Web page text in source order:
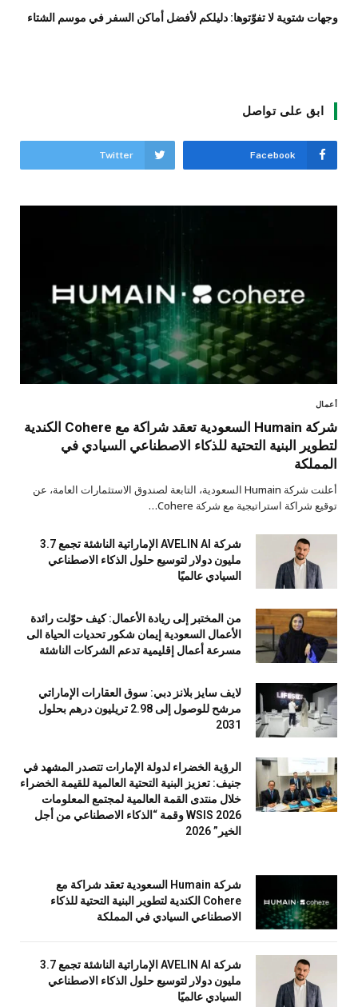
وجهات شتوية لا تفوّتوها: دليلكم لأفضل أماكن السفر في موسم الشتاء
ابق على تواصل
Facebook
Twitter
أعمال
شركة Humain السعودية تعقد شراكة مع Cohere الكندية
لتطوير البنية التحتية للذكاء الاصطناعي السيادي في
المملكة
أعلنت شركة Humain السعودية، التابعة لصندوق الاستثمارات العامة، عن
توقيع شراكة استراتيجية مع شركة Cohere…
شركة AVELIN AI الإماراتية الناشئة تجمع 3.7
مليون دولار لتوسيع حلول الذكاء الاصطناعي
السيادي عالميًا
من المختبر إلى ريادة الأعمال: كيف حوّلت رائدة
الأعمال السعودية إيمان شكور تحديات الحياة الى
مسرعة أعمال إقليمية تدعم الشركات الناشئة
لايف سايز بلانز دبي: سوق العقارات الإماراتي
مرشح للوصول إلى 2.98 تريليون درهم بحلول
2031
الرؤية الخضراء لدولة الإمارات تتصدر المشهد في
جنيف: تعزيز البنية التحتية العالمية للقيمة الخضراء
خلال منتدى القمة العالمية لمجتمع المعلومات
WSIS 2026 وقمة “الذكاء الاصطناعي من أجل
الخير” 2026
شركة Humain السعودية تعقد شراكة مع
Cohere الكندية لتطوير البنية التحتية للذكاء
الاصطناعي السيادي في المملكة
شركة AVELIN AI الإماراتية الناشئة تجمع 3.7
مليون دولار لتوسيع حلول الذكاء الاصطناعي
السيادي عالميًا